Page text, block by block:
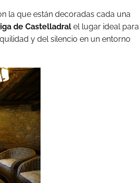
la que están decoradas cada una
de Castelladral el lugar ideal para
y del silencio en un entorno